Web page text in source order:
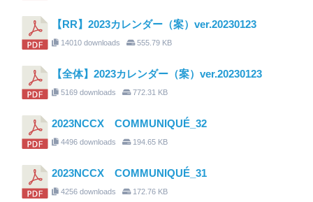
【RR】2023カレンダー（案）ver.20230123
14010 downloads 555.79 KB
【全体】2023カレンダー（案）ver.20230123
5169 downloads 772.31 KB
2023NCCX COMMUNIQUÉ_32
4496 downloads 194.65 KB
2023NCCX COMMUNIQUÉ_31
4256 downloads 172.76 KB